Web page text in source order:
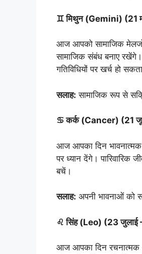
♊ मिथुन (Gemini) (21
आज आपको सामाजिक
सामाजिक संबंध बनाए रखेंगे।
गतिविधियों पर खर्च हो
सलाह: सामाजिक रूप से
♋ कर्क (Cancer) (21
आज आपका दिन
पर ध्यान देंगे। पारिवारिक
बचें।
सलाह: अपनी भावनाओं को
♌ सिंह (Leo) (23
आज आपका दिन रचनात्मक